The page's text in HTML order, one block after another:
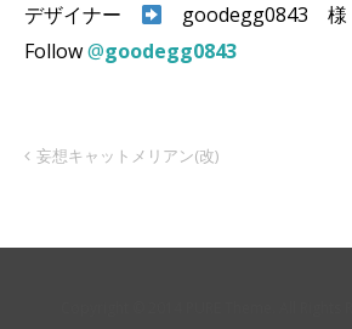
デザイナー
goodegg0843 様
Follow@goodegg0843
妄想キャットメリアン(改)